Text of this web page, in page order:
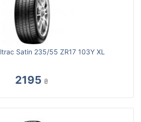
Satin 235/55 ZR17 103Y XL
2195 ₴